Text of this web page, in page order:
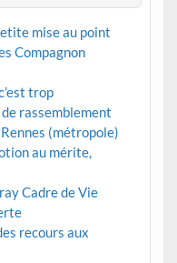
mise au point
Compagnon
trop
rassemblement
(métropole)
au mérite,
Cadre de Vie
recours aux